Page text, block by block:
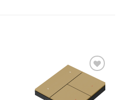
Add
to
wishlist